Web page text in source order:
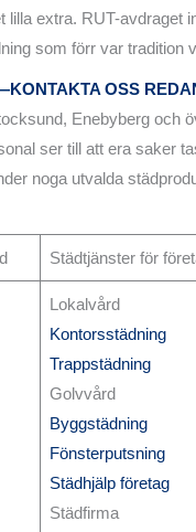
extra. RUT-avdraget
som förr var tradition
OSS
Enebyberg och
ser till att era saker
noga utvalda
Städtjänster för
Lokalvård
Kontorsstädning
Trappstädning
Golvvård
Byggstädning
Fönsterputsning
Städhjälp företag
Städfirma